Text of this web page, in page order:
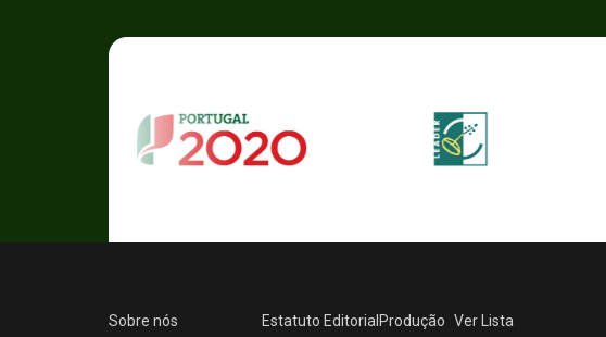
Sobre nós
Estatuto Editorial Produção Ver Lista